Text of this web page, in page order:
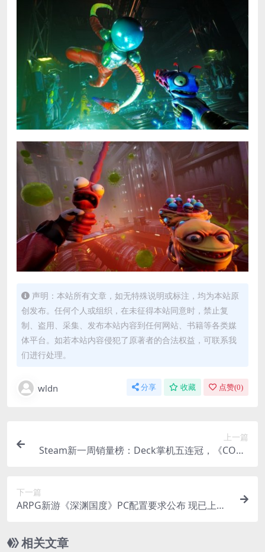
声明：本站所有文章，如无特殊说明或标注，均为本站原
创发布。任何个人或组织，在未征得本站同意时，禁止复
制、盗用、采集、发布本站内容到任何网站、书籍等各类媒
体平台。如若本站内容侵犯了原著者的合法权益，可联系我
们进行处理。
wldn 分享 收藏 点赞(0)
上一篇
Steam新一周销量榜：Deck掌机五连冠，《COD1
下一篇
ARPG新游《深渊国度》PC配置要求公布 现已上架
相关文章